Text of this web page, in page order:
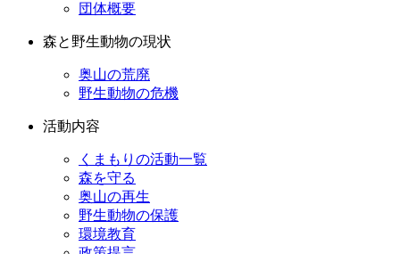
団体概要
森と野生動物の現状
奥山の荒廃
野生動物の危機
活動内容
くまもりの活動一覧
森を守る
奥山の再生
野生動物の保護
環境教育